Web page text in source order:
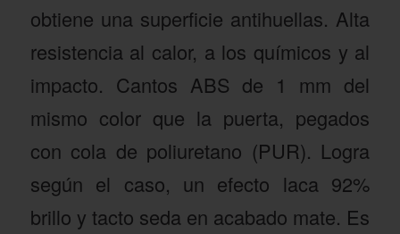
obtiene una superficie antihuellas. Alta
resistencia al calor, a los químicos y al
impacto. Cantos ABS de 1 mm del
mismo color que la puerta, pegados
con cola de poliuretano (PUR). Logra
según el caso, un efecto laca 92%
brillo y tacto seda en acabado mate. Es